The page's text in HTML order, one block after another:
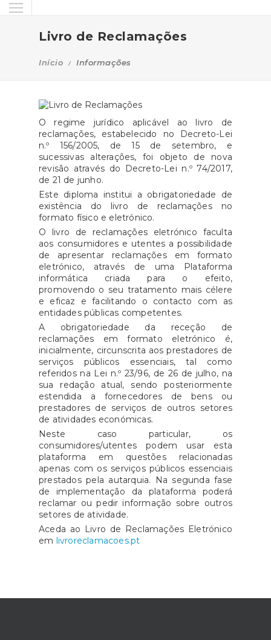
Livro de Reclamações
Início Informações
O regime jurídico aplicável ao livro de
reclamações, estabelecido no Decreto-Lei
n.º 156/2005, de 15 de setembro, e
sucessivas alterações, foi objeto de nova
revisão através do Decreto-Lei n.º 74/2017,
de 21 de junho.
Este diploma institui a obrigatoriedade de
existência do livro de reclamações no
formato físico e eletrónico.
O livro de reclamações eletrónico faculta
aos consumidores e utentes a possibilidade
de apresentar reclamações em formato
eletrónico, através de uma Plataforma
informática criada para o efeito,
promovendo o seu tratamento mais célere
e eficaz e facilitando o contacto com as
entidades públicas competentes.
A obrigatoriedade da receção de
reclamações em formato eletrónico é,
inicialmente, circunscrita aos prestadores de
serviços públicos essenciais, tal como
referidos na Lei n.º 23/96, de 26 de julho, na
sua redação atual, sendo posteriormente
estendida a fornecedores de bens ou
prestadores de serviços de outros setores
de atividades económicas.
Neste caso particular, os
consumidores/utentes podem usar esta
plataforma em questões relacionadas
apenas com os serviços públicos essenciais
prestados pela autarquia. Na segunda fase
de implementação da plataforma poderá
reclamar ou pedir informação sobre outros
setores de atividade.
Aceda ao Livro de Reclamações Eletrónico
em livroreclamacoes.pt